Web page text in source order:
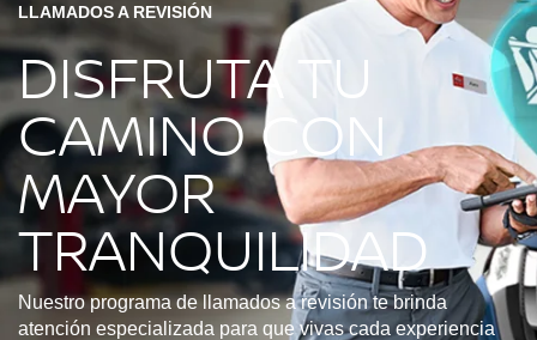
LLAMADOS A REVISIÓN
DISFRUTA TU
CAMINO CON
MAYOR
TRANQUILIDAD
Nuestro programa de llamados a revisión te brinda
atención especializada para que vivas cada experiencia